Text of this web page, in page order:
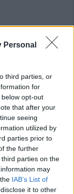
Personal
third parties, or
for
opt-out
that after your
seeing
utilized by
parties prior to
the further
parties on the
may
IAB’s List of
it to other